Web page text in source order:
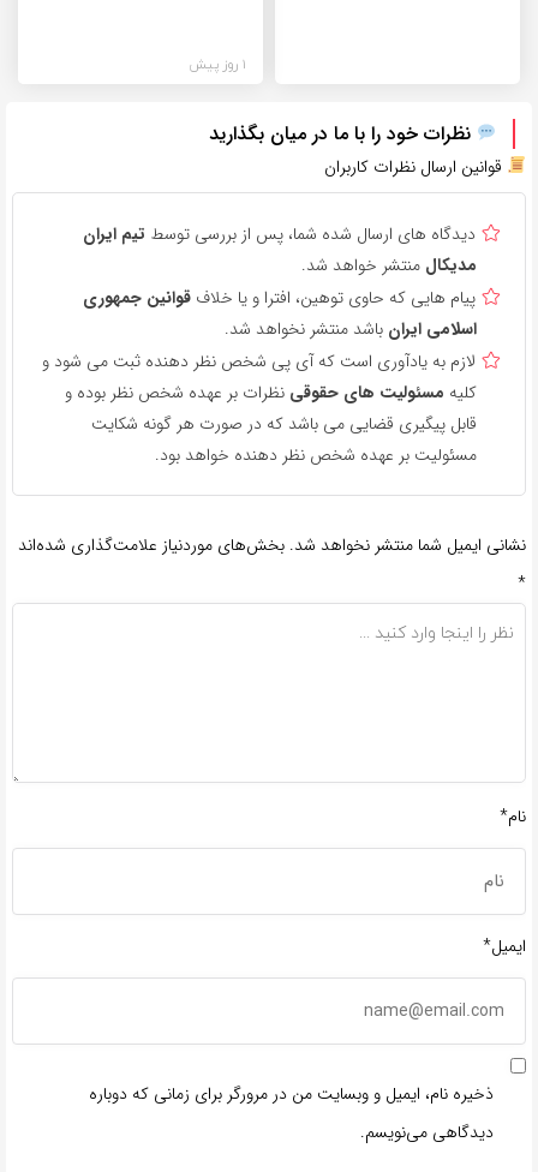
1 روز پیش
نظرات خود را با ما در میان بگذارید
قوانین ارسال نظرات کاربران
دیدگاه های ارسال شده شما، پس از بررسی توسط تیم ایران
مدیکال منتشر خواهد شد.
پیام هایی که حاوی توهین، افترا و یا خلاف قوانین جمهوری
اسلامی ایران باشد منتشر نخواهد شد.
لازم به یادآوری است که آی پی شخص نظر دهنده ثبت می شود و
کلیه مسئولیت های حقوقی نظرات بر عهده شخص نظر بوده و
قابل پیگیری قضایی می باشد که در صورت هر گونه شکایت
مسئولیت بر عهده شخص نظر دهنده خواهد بود.
نشانی ایمیل شما منتشر نخواهد شد. بخش‌های موردنیاز علامت‌گذاری شده‌اند
*
نام*
ایمیل*
ذخیره نام، ایمیل و وبسایت من در مرورگر برای زمانی که دوباره
دیدگاهی می‌نویسم.